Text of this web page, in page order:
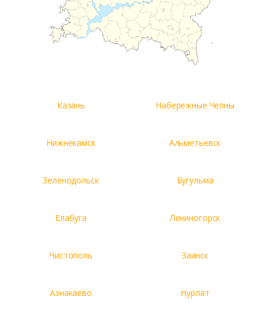
Казань Набережные Челны
Нижнекамск Альметьевск
Зеленодольск Бугульма
Елабуга Лениногорск
Чистополь Заинск
Азнакаево Нурлат